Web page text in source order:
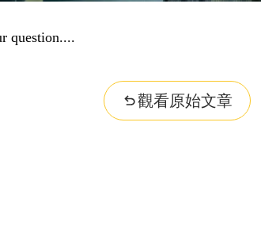
question...
觀看原始文章